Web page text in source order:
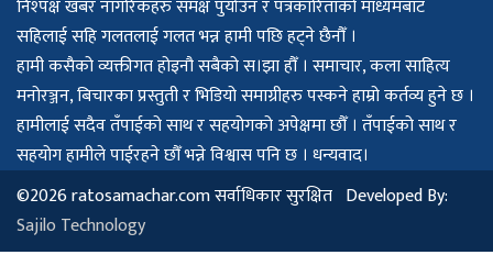
निश्पक्ष खबर नागरिकहरु समक्ष पुर्याउन र पत्रकारिताको माध्यमबाट
सहिलाई सहि गलतलाई गलत भन्न हामी पछि हट्ने छैनौँ ।
हामी कसैको व्यक्तीगत होइनौ सबैको स।झा हौँ । समाचार, कला साहित्य
मनोरञ्जन, बिचारका प्रस्तुती र भिडियो समाग्रीहरु पस्कने हाम्रो कर्तव्य हुने छ ।
हामीलाई सदैव तँपाईको साथ र सहयोगको अपेक्षमा छौँ । तँपाईको साथ र
सहयोग हामीले पाईरहने छौँ भन्ने विश्वास पनि छ । धन्यवाद।
©2026 ratosamachar.com सर्वाधिकार सुरक्षित Developed By:
Sajilo Technology